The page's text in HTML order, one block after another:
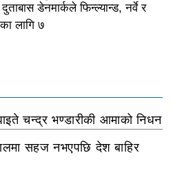
डेनमार्कले फिन्ल्यान्ड, नर्वे र
लागि ७
चन्द्र भण्डारीकी आमाको निधन
सहज नभएपछि देश बाहिर